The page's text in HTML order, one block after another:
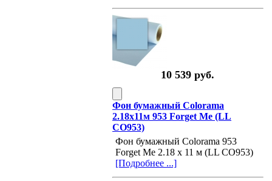
10 539 руб.
Фон бумажный Colorama
2.18x11м 953 Forget Me (LL
CO953)
Фон бумажный Colorama 953
Forget Me 2.18 x 11 м (LL CO953)
[Подробнее ...]